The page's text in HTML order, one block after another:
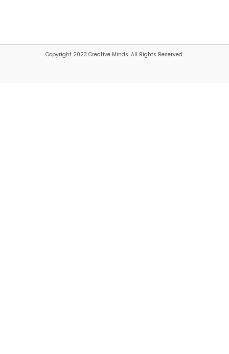
Copyright 2023 Creative Minds. All Rights Reserved.